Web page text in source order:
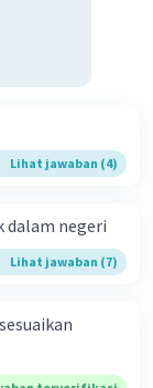
Lihat jawaban (4)
dalam negeri
Lihat jawaban (7)